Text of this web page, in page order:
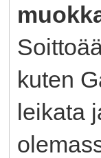
kuten
leikata